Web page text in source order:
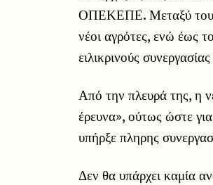
ΟΠΕΚΕΠΕ. Μεταξύ του
νέοι αγρότες, ενώ έως
ειλικρινούς
Από την πλευρά της, η
έρευνα», ούτως ώστε
υπήρξε πληρης
Δεν θα υπάρχει καμία